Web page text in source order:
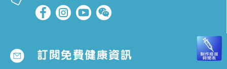
訂閱免費健康資訊